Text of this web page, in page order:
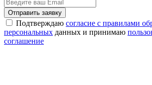
Отправить заявку
Подтверждаю согласие с правилами
персональных данных и принимаю
соглашение